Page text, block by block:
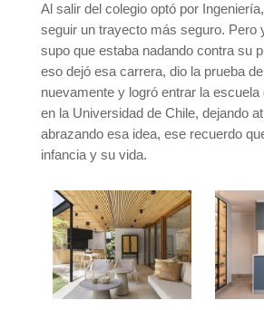
Al salir del colegio optó por
seguir un trayecto más seguro. Pero
supo que estaba nadando contra su
eso dejó esa carrera, dio la prueba
nuevamente y logró entrar la escuela
en la Universidad de Chile, dejando
abrazando esa idea, ese recuerdo
infancia y su vida.